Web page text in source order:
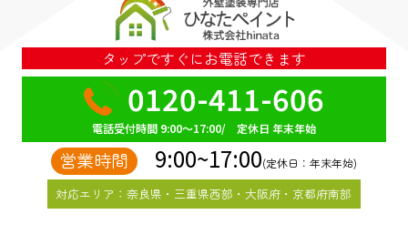
タップですぐにお電話できます
0120-411-606
電話受付時間 9:00～17:00/ 定休日 年末年始
営業時間 9:00~17:00(定休日：年末年始)
対応エリア：奈良県・三重県西部・大阪府・京都府南部